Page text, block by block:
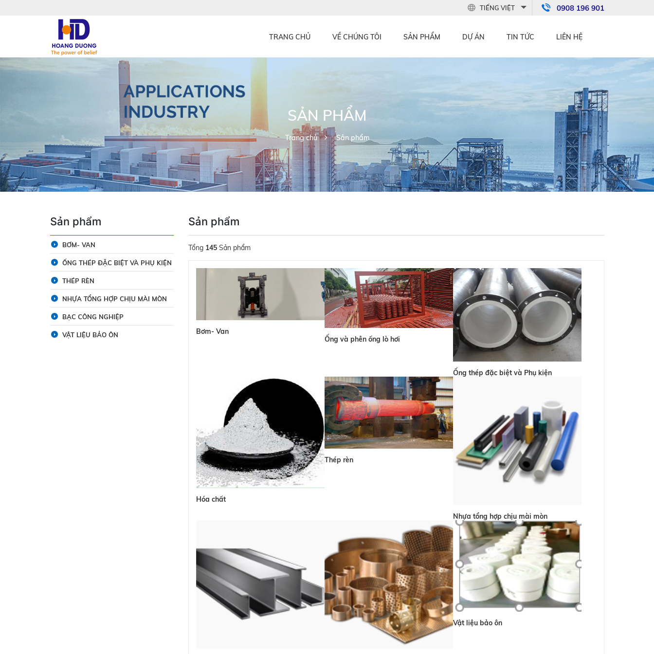
0908 196 901
TIẾNG VIỆT
TRANG CHỦ VỀ CHÚNG TÔI SẢN PHẨM DỰ ÁN TIN TỨC LIÊN HỆ
SẢN PHẨM
Trang chủ Sản phẩm
Sản phẩm
Tổng 145 Sản phẩm
Bơm- Van
Ống và phên ống lò hơi
Ống thép đặc biệt và Phụ kiện
Hóa chất
Thép rèn
Nhựa tổng hợp chịu mài mòn
Vật liệu bảo ôn
Sản phẩm
BƠM- VAN
ỐNG THÉP ĐẶC BIỆT VÀ PHỤ KIỆN
THÉP RÈN
NHỰA TỔNG HỢP CHỊU MÀI MÒN
BẠC CÔNG NGHIỆP
VẬT LIỆU BẢO ÔN